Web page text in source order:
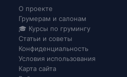
О проекте
Грумерам и салонам
🎓 Курсы по грумингу
Статьи и советы
Конфиденциальность
Условия использования
Карта сайта